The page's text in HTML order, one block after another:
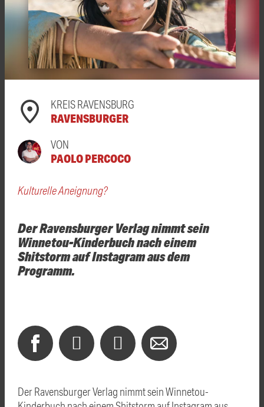
KREIS RAVENSBURG
RAVENSBURGER
VON
PAOLO PERCOCO
Kulturelle Aneignung?
Der Ravensburger Verlag nimmt sein
Winnetou-Kinderbuch nach einem
Shitstorm auf Instagram aus dem
Programm.
Der Ravensburger Verlag nimmt sein Winnetou-